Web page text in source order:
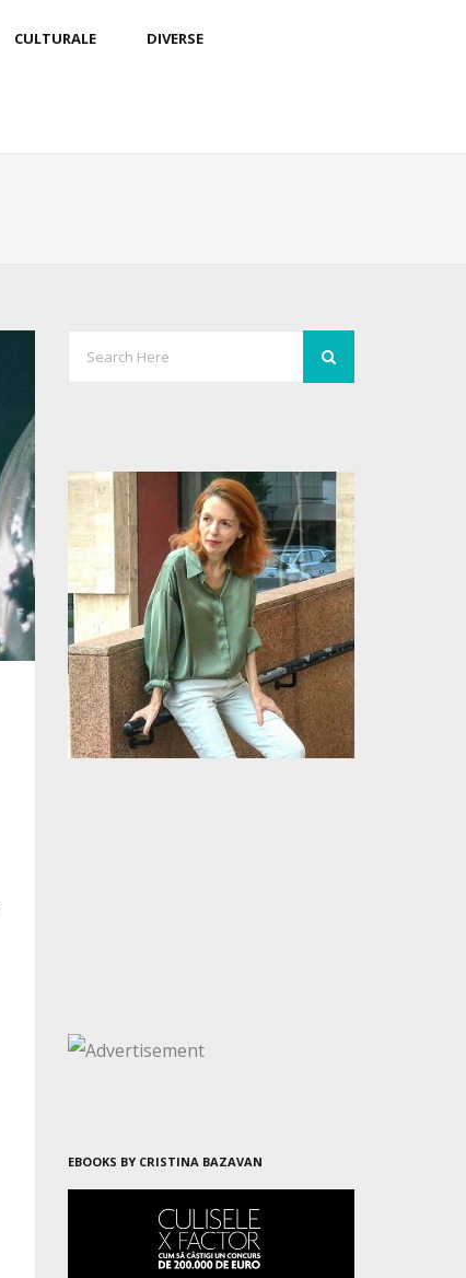
CULTURALE DIVERSE
EBOOKS BY CRISTINA BAZAVAN